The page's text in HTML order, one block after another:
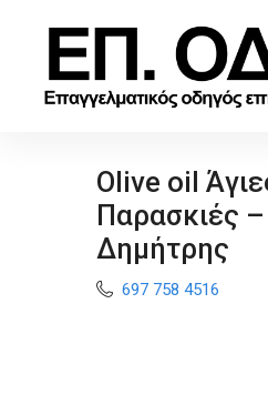
Olive oil
Παρασκιές
Δημήτρης
697 758 4516